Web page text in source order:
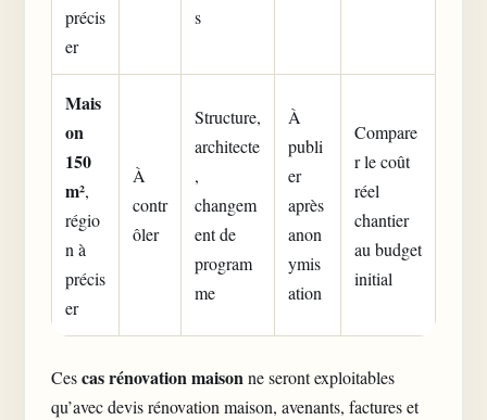
précis
er
s
Mais
on
150
m²,
régio
n à
précis
er
À
contr
ôler
Structure,
architecte
,
changem
ent de
program
me
À
publi
er
après
anon
ymis
ation
Compare
r le coût
réel
chantier
au budget
initial
Cescas rénovation maisonne seront exploitables
qu’avec devis rénovation maison, avenants, factures et